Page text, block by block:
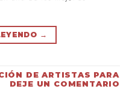
→
DE ARTISTAS PARA
DEJE UN COMENTARIO